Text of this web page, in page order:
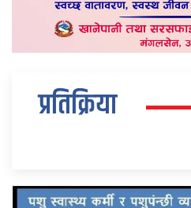
प्रतिक्रिया